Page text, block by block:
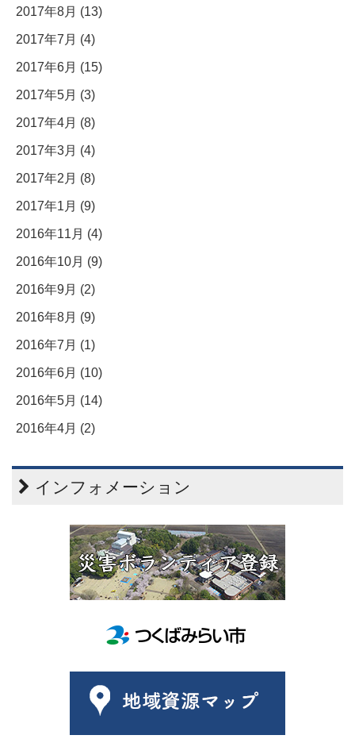
2017年8月 (13)
2017年7月 (4)
2017年6月 (15)
2017年5月 (3)
2017年4月 (8)
2017年3月 (4)
2017年2月 (8)
2017年1月 (9)
2016年11月 (4)
2016年10月 (9)
2016年9月 (2)
2016年8月 (9)
2016年7月 (1)
2016年6月 (10)
2016年5月 (14)
2016年4月 (2)
インフォメーション